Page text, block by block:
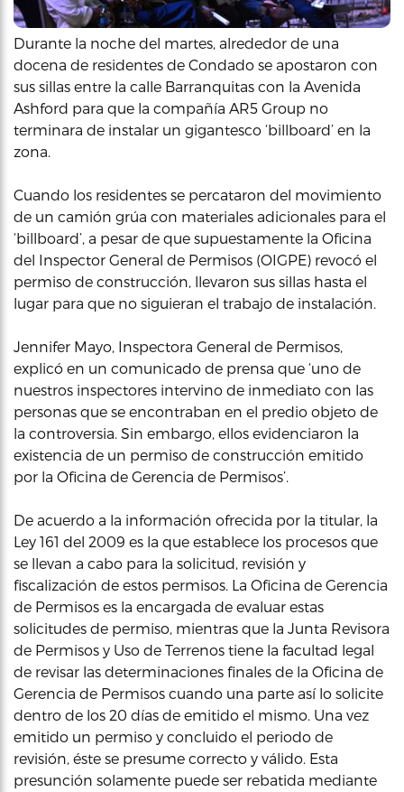
Durante la noche del martes, alrededor de una
docena de residentes de Condado se apostaron con
sus sillas entre la calle Barranquitas con la Avenida
Ashford para que la compañía AR5 Group no
terminara de instalar un gigantesco ‘billboard’ en la
zona.
Cuando los residentes se percataron del movimiento
de un camión grúa con materiales adicionales para el
‘billboard’, a pesar de que supuestamente la Oficina
del Inspector General de Permisos (OIGPE) revocó el
permiso de construcción, llevaron sus sillas hasta el
lugar para que no siguieran el trabajo de instalación.
Jennifer Mayo, Inspectora General de Permisos,
explicó en un comunicado de prensa que ‘uno de
nuestros inspectores intervino de inmediato con las
personas que se encontraban en el predio objeto de
la controversia. Sin embargo, ellos evidenciaron la
existencia de un permiso de construcción emitido
por la Oficina de Gerencia de Permisos’.
De acuerdo a la información ofrecida por la titular, la
Ley 161 del 2009 es la que establece los procesos que
se llevan a cabo para la solicitud, revisión y
fiscalización de estos permisos. La Oficina de Gerencia
de Permisos es la encargada de evaluar estas
solicitudes de permiso, mientras que la Junta Revisora
de Permisos y Uso de Terrenos tiene la facultad legal
de revisar las determinaciones finales de la Oficina de
Gerencia de Permisos cuando una parte así lo solicite
dentro de los 20 días de emitido el mismo. Una vez
emitido un permiso y concluido el periodo de
revisión, éste se presume correcto y válido. Esta
presunción solamente puede ser rebatida mediante